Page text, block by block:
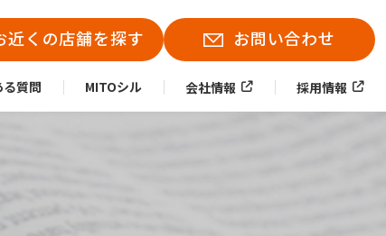
近くの店舗を探す お問い合わせ
質問 MITOシル 会社情報 採用情報